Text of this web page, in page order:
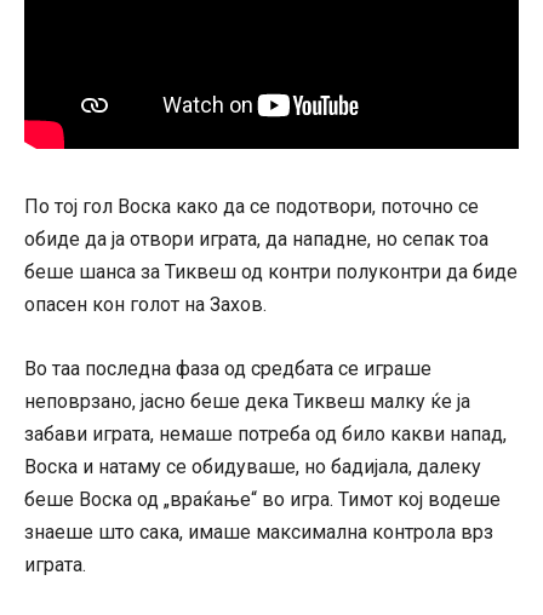
По тој гол Воска како да се подотвори, поточно се
обиде да ја отвори играта, да нападне, но сепак тоа
беше шанса за Тиквеш од контри полуконтри да биде
опасен кон голот на Захов.
Во таа последна фаза од средбата се играше
неповрзано, јасно беше дека Тиквеш малку ќе ја
забави играта, немаше потреба од било какви напад,
Воска и натаму се обидуваше, но бадијала, далеку
беше Воска од „враќање“ во игра. Тимот кој водеше
знаеше што сака, имаше максимална контрола врз
играта.